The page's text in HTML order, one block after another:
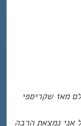
מאז שקריספי
אני נמצאת הרבה